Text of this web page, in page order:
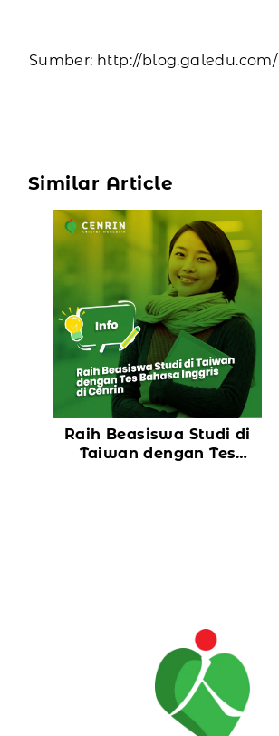
Sumber: http://blog.galedu.com/
Similar Article
Raih Beasiswa Studi di
Taiwan dengan Tes